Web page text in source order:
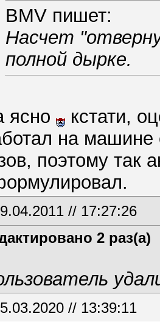
BMV пишет:
Насчет
полной дырке.
ясно
кстати,
на машине
поэтому так
// 17:27:26
2 раз(а)
// 13:39:11